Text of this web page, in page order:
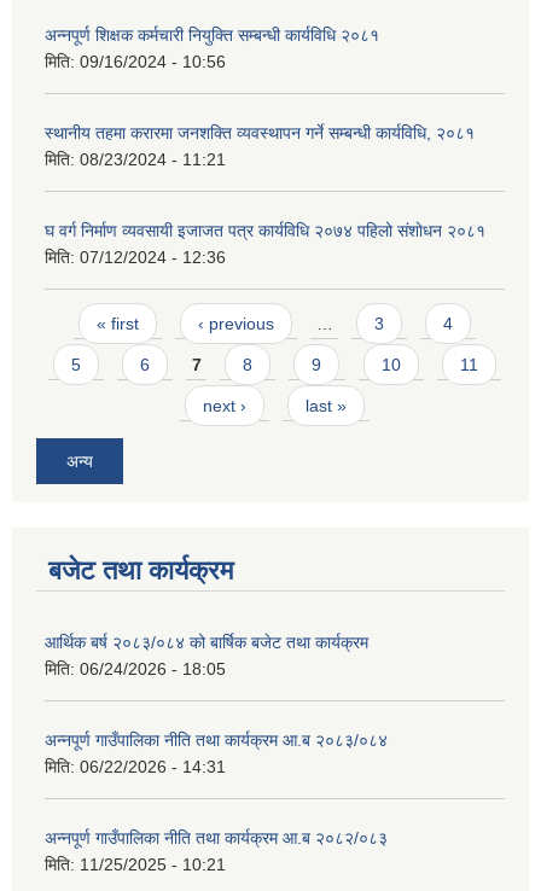
अन्नपूर्ण शिक्षक कर्मचारी नियुक्ति सम्बन्धी कार्यविधि २०८१
मिति: 09/16/2024 - 10:56
स्थानीय तहमा करारमा जनशक्ति व्यवस्थापन गर्ने सम्बन्धी कार्यविधि, २०८१
मिति: 08/23/2024 - 11:21
घ वर्ग निर्माण व्यवसायी इजाजत पत्र कार्यविधि २०७४ पहिलो संशोधन २०८१
मिति: 07/12/2024 - 12:36
Pages
« first ‹ previous 3 4
5 6 7 8 9 10 11
next › last »
अन्य
बजेट तथा कार्यक्रम
आर्थिक बर्ष २०८३/०८४ को बार्षिक बजेट तथा कार्यक्रम
मिति: 06/24/2026 - 18:05
अन्नपूर्ण गाउँपालिका नीति तथा कार्यक्रम आ.ब २०८३/०८४
मिति: 06/22/2026 - 14:31
अन्नपूर्ण गाउँपालिका नीति तथा कार्यक्रम आ.ब २०८२/०८३
मिति: 11/25/2025 - 10:21